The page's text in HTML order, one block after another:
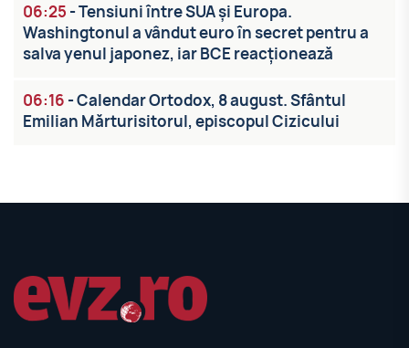
06:25 -Tensiuni între SUA și Europa.
Washingtonul a vândut euro în secret pentru a
salva yenul japonez, iar BCE reacționează
06:16 -Calendar Ortodox, 8 august. Sfântul
Emilian Mărturisitorul, episcopul Cizicului
Linkuri utile